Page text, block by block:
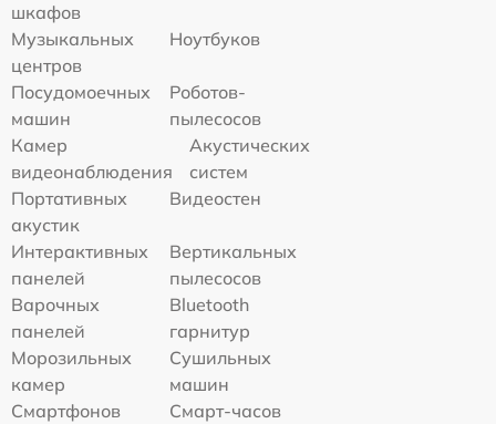
шкафов
Музыкальных
центров
Ноутбуков
Посудомоечных
машин
Роботов-
пылесосов
Камер
видеонаблюдения
Акустических
систем
Портативных
акустик
Видеостен
Интерактивных
панелей
Вертикальных
пылесосов
Варочных
панелей
Bluetooth
гарнитур
Морозильных
камер
Сушильных
машин
Смартфонов
Смарт-часов